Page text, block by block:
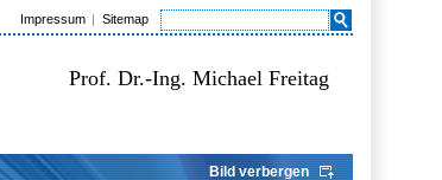
Impressum Sitemap
Prof. Dr.-Ing. Michael Freitag
Bild verbergen